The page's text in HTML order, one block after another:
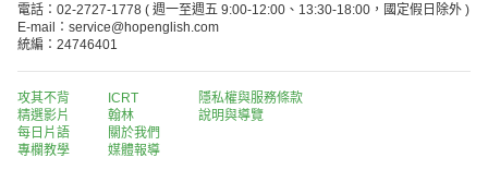
電話：02-2727-1778 ( 週一至週五 9:00-12:00、13:30-18:00，國定假日除外 )
E-mail：service@hopenglish.com
統編：24746401
攻其不背
精選影片
每日片語
專欄教學
ICRT
翰林
關於我們
媒體報導
隱私權與服務條款
說明與導覽